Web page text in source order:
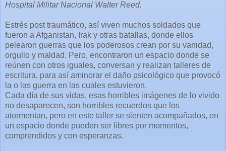
Hospital Militar Nacional Walter Reed.
Estrés post traumático, así viven muchos soldados que
fueron a Afganistan, Irak y otras batallas, donde ellos
pelearon guerras que los poderosos crean por su vanidad,
orgullo y maldad. Pero, encontraron un espacio donde se
reúnen con otros iguales, conversan y realizan talleres de
escritura, para así aminorar el daño psicológico que provocó
la o las guerra en las cuales estuvieron.
Cada día de sus vidas, esas horribles imágenes de lo vivido
no desaparecen, son horribles recuerdos que los
atormentan, pero en este taller se sienten acompañados, en
un espacio donde pueden ser libres por momentos,
comprendidos y con esperanzas.